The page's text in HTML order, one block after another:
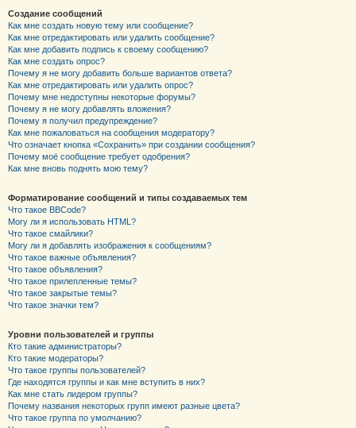
Создание сообщений
Как мне создать новую тему или сообщение?
Как мне отредактировать или удалить сообщение?
Как мне добавить подпись к своему сообщению?
Как мне создать опрос?
Почему я не могу добавить больше вариантов ответа?
Как мне отредактировать или удалить опрос?
Почему мне недоступны некоторые форумы?
Почему я не могу добавлять вложения?
Почему я получил предупреждение?
Как мне пожаловаться на сообщения модератору?
Что означает кнопка «Сохранить» при создании сообщения?
Почему моё сообщение требует одобрения?
Как мне вновь поднять мою тему?
Форматирование сообщений и типы создаваемых тем
Что такое BBCode?
Могу ли я использовать HTML?
Что такое смайлики?
Могу ли я добавлять изображения к сообщениям?
Что такое важные объявления?
Что такое объявления?
Что такое прилепленные темы?
Что такое закрытые темы?
Что такое значки тем?
Уровни пользователей и группы
Кто такие администраторы?
Кто такие модераторы?
Что такое группы пользователей?
Где находятся группы и как мне вступить в них?
Как мне стать лидером группы?
Почему названия некоторых групп имеют разные цвета?
Что такое группа по умолчанию?